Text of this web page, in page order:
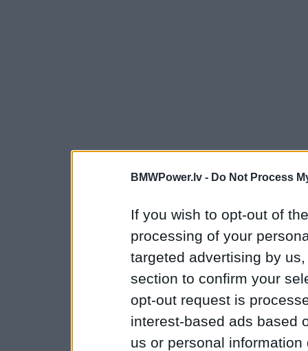
BMWPower.lv - Do Not Process
If you wish to opt-out of
processing of your
targeted advertising by
section to confirm your
opt-out request is
interest-based ads based
us or personal